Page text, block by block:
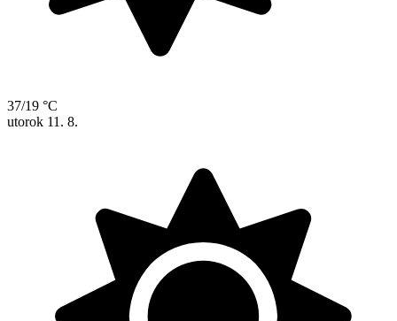
37/19 °C
utorok 11. 8.